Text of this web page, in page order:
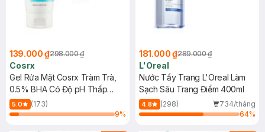
139.000 ₫298.000 ₫
Cosrx
Gel Rửa Mặt Cosrx Tràm Trà,
0.5% BHA Có Độ pH Thấp
150ml
5.0
(173)
9%
181.000 ₫289.000 ₫
L'Oreal
Nước Tẩy Trang L'Oreal Làm
Sạch Sâu Trang Điểm 400ml
4.8 (298)
734/tháng
64%